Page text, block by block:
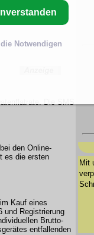
den Online-
es die ersten
Kauf eines
und Registrierung
Brutto-
entfallenden
Mit
Notwendigen